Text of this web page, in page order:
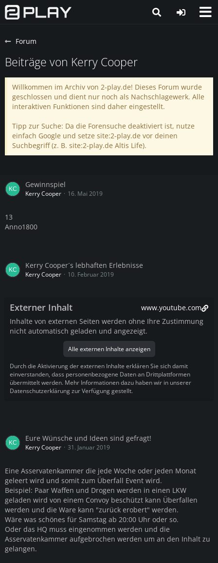
Forum
Beiträge von Kerry Cooper
Willkommen im Archiv von 2-play.de! Dieses Forum wurde
geschlossen und dient nur noch als Nachschlagewerk. Alle
interaktiven Funktionen sind daher eingestellt.
Tipp zur Suche: Da die Forensuche deaktiviert ist, nutze
einfach Google und setze site:2-play.de vor deinen
Suchbegriff (z. B. site:2-play.de Altis Life).
Gewinnspiel
Kerry Cooper 16. Mai 2019
13
Anno1800
Kerry Cooper´s lebhaften Erlebnisse
Kerry Cooper 10. Februar 2019
Externer Inhalt
www.youtube.com
Inhalte von externen Seiten werden ohne Ihre Zustimmung
nicht automatisch geladen und angezeigt.
Alle externen Inhalte anzeigen
Durch die Aktivierung der externen Inhalte erklären Sie sich damit
einverstanden, dass personenbezogene Daten an Drittplattformen
übermittelt werden. Mehr Informationen dazu haben wir in unserer
Datenschutzerklärung zur Verfügung gestellt.
Eure Wünsche und Ideen sind gefragt!
Kerry Cooper 31. Januar 2019
Eine Asservatenkammer die jede Woche oder jeden Monat
geleert wird und somit zum Überfall Event wird.
Beispiel: Paar Waffen und Drogen werden in einen LKW
geladen wird von einem Convoy beschützt kann Überfallen
werden und die Ware kann "zurück erobert" werden.
Wäre was schönes für Samstag ab 20:00 Uhr oder so.
Oder das HQ muss eingenommen werden und die
Asservatenkammer aufgebrochen werden um an den Inhalt zu
gelangen.